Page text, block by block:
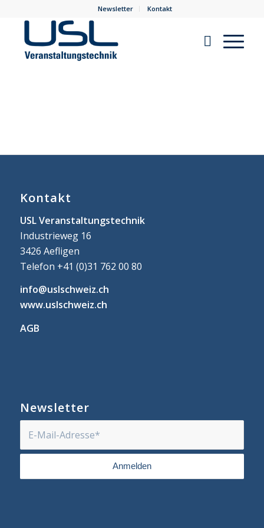
Newsletter Kontakt
Kontakt
USL Veranstaltungstechnik
Industrieweg 16
3426 Aefligen
Telefon +41 (0)31 762 00 80
info@uslschweiz.ch
www.uslschweiz.ch
AGB
Newsletter